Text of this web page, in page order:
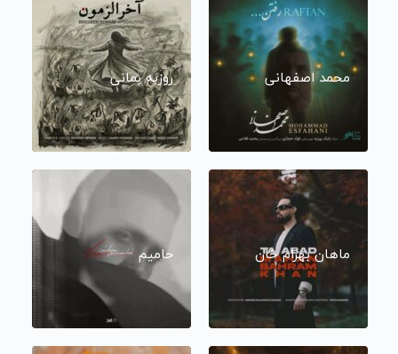
محمد اصفهانی روزبه بمانی
ماهان بهرام خان حامیم